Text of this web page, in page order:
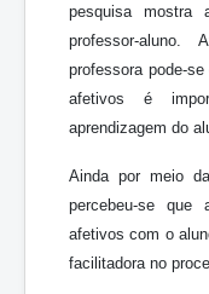
pesquisa mostra
professor-aluno.
professora pode-
afetivos é
aprendizagem do
Ainda por meio
percebeu-se que
afetivos com o
facilitadora no